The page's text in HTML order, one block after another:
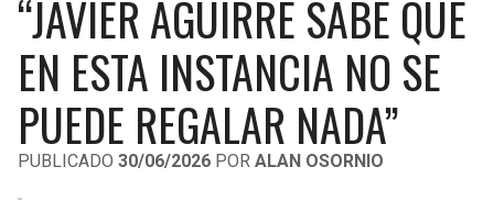
LIGA DE EXPANSIÓN MX
LEAGUES CUP
UEFA EUROPA LEAGUE
UEFA CONFERENCE LEAGUE
MLS
COPA LIBERTADORES
RAIDERS
CHARGERS
RAVENS
CAVALIERS
PISTONS
PACERS
“JAVIER AGUIRRE SABE QUE
EN ESTA INSTANCIA NO SE
PUEDE REGALAR NADA”
PUBLICADO 30/06/2026 POR ALAN OSORNIO